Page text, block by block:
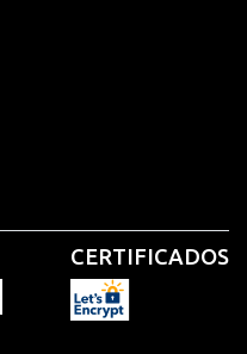
CERTIFICADOS